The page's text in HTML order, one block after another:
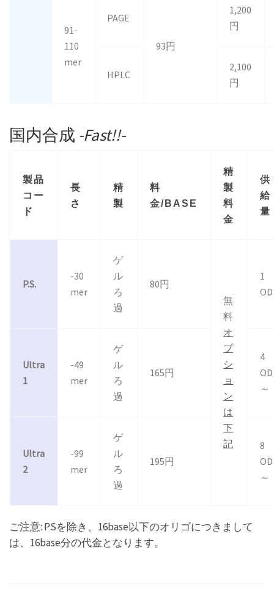
91-
110
mer
PAGE
93円
1,200
円
HPLC
2,100
円
国内合成 -Fast!!-
製品
コー
ド
長
さ
精
製
料
金/BASE
精
製
料
金
供
給
量
P.S.
-30
mer
ゲ
ル
ろ
過
80円
無
料
オ
プ
シ
ョ
ン
は
下
記
1
OD
Ultra
1
-49
mer
ゲ
ル
ろ
過
165円
4
OD
～
Ultra
2
-99
mer
ゲ
ル
ろ
過
195円
8
OD
～
ご注意: PSを除き、16base以下のオリゴにつきまして
は、16base分の代金となります。